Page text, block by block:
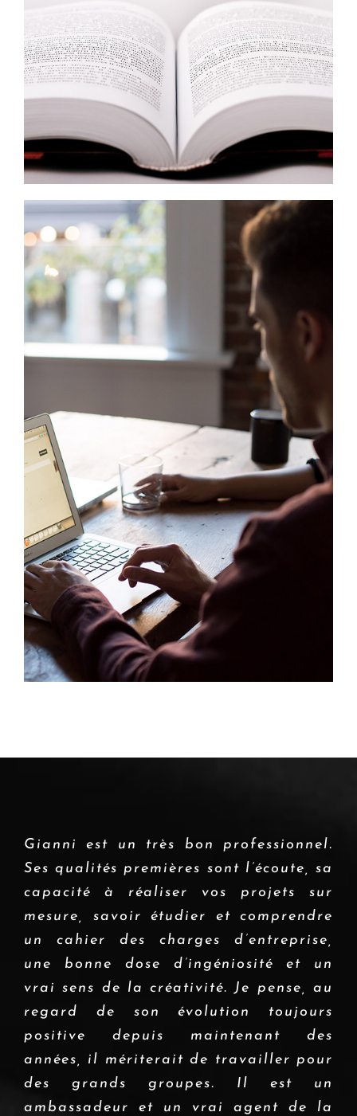
Gianni est un très bon professionnel.
Ses qualités premières sont l’écoute, sa
capacité à réaliser vos projets sur
mesure, savoir étudier et comprendre
un cahier des charges d’entreprise,
une bonne dose d’ingéniosité et un
vrai sens de la créativité. Je pense, au
regard de son évolution toujours
positive depuis maintenant des
années, il mériterait de travailler pour
des grands groupes. Il est un
ambassadeur et un vrai agent de la